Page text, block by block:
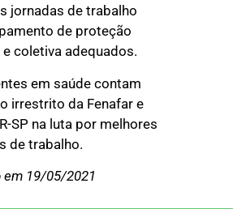
jornadas de trabalho
de proteção
coletiva adequados.
em saúde contam
irrestrito da Fenafar e
SP na luta por melhores
de trabalho.
em 19/05/2021